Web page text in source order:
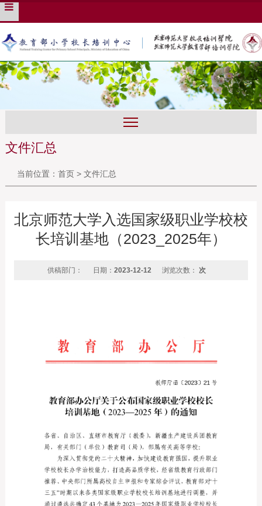
文件汇总
当前位置： 首页> 文件汇总
北京师范大学入选国家级职业学校校
长培训基地（2023_2025年）
供稿部门： 日期： 2023-12-12 浏览次数： 次